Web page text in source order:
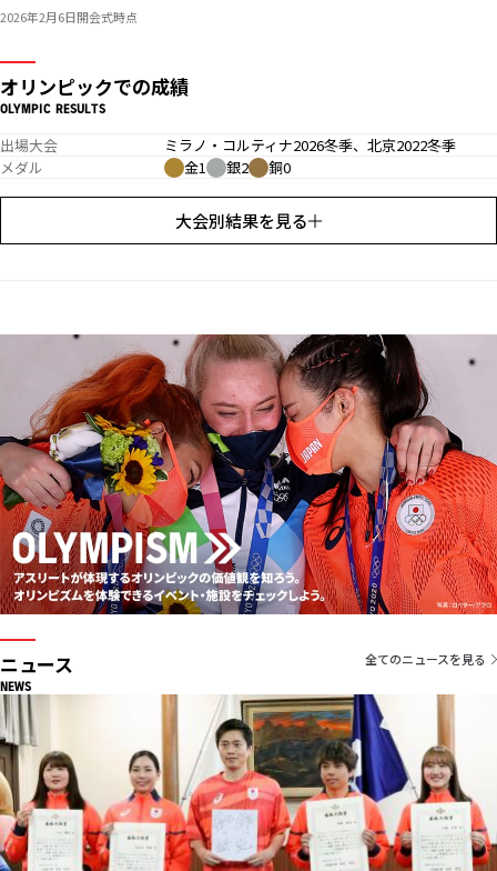
2026年2月6日開会式時点
オリンピックでの成績
OLYMPIC RESULTS
出場大会
ミラノ・コルティナ2026冬季、北京2022冬季
メダル
金1 銀2 銅0
大会別結果を見る
ニュース
NEWS
全てのニュースを見る